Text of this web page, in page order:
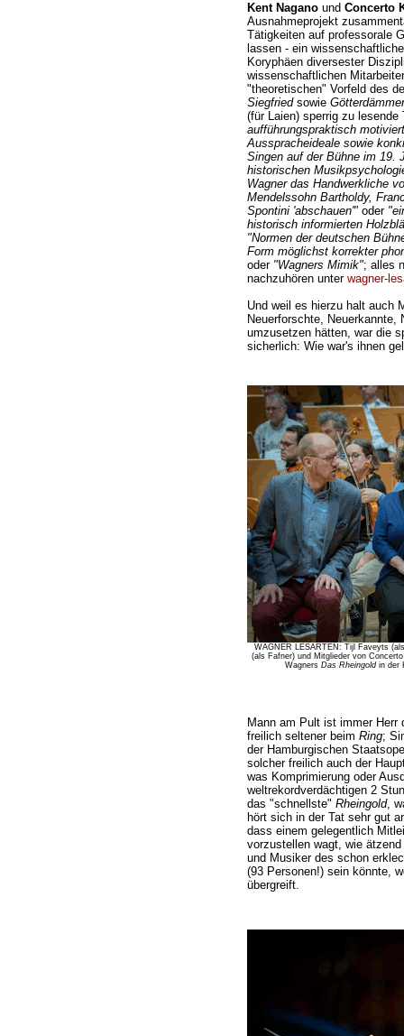
Kent Naganound Concerto
Ausnahmeprojekt
Tätigkeiten auf professorale
lassen - ein
Koryphäen diversester
wissenschaftlichen
"theoretischen" Vorfeld des
Siegfriedsowie
(für Laien) sperrig zu
aufführungspraktisch
Ausspracheideale sowie
Singen auf der Bühne im 19.
historischen
Wagner das Handwerkliche
Mendelssohn Bartholdy,
Spontini 'abschauen'"oder
historisch informierten
"Normen der deutschen
Form möglichst korrekter
oder "Wagners Mimik"; alles
nachzuhören unter wagner-
Und weil es hierzu halt auch
Neuerforschte, Neuerkannte,
umzusetzen hätten, war die
sicherlich: Wie war's ihnen
WAGNER LESARTEN: Tijl Faveyts
(als Fafner) und Mitglieder von
Wagners Das Rheingoldin der
Mann am Pult ist immer Herr
freilich seltener beim Ring;
der Hamburgischen
solcher freilich auch der
was Komprimierung oder
weltrekordverdächtigen 2
das "schnellste" Rheingold,
hört sich in der Tat sehr gut
dass einem gelegentlich
vorzustellen wagt, wie
und Musiker des schon
(93 Personen!) sein könnte,
übergreift.